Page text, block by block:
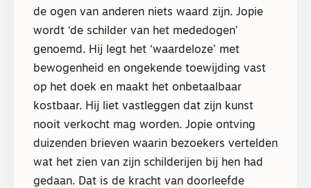
de ogen van anderen niets waard zijn. Jopie
wordt ‘de schilder van het mededogen’
genoemd. Hij legt het ‘waardeloze’ met
bewogenheid en ongekende toewijding vast
op het doek en maakt het onbetaalbaar
kostbaar. Hij liet vastleggen dat zijn kunst
nooit verkocht mag worden. Jopie ontving
duizenden brieven waarin bezoekers vertelden
wat het zien van zijn schilderijen bij hen had
gedaan. Dat is de kracht van doorleefde